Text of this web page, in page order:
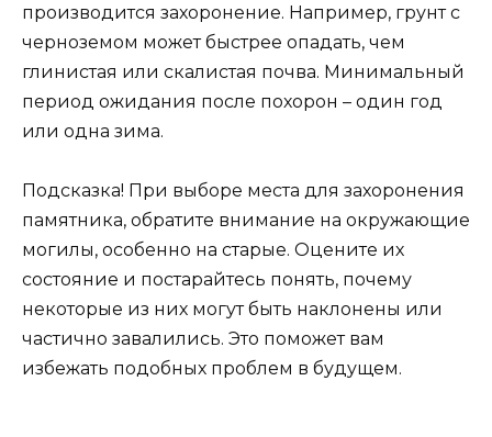
производится захоронение. Например, грунт с
черноземом может быстрее опадать, чем
глинистая или скалистая почва. Минимальный
период ожидания после похорон – один год
или одна зима.
Подсказка! При выборе места для захоронения
памятника, обратите внимание на окружающие
могилы, особенно на старые. Оцените их
состояние и постарайтесь понять, почему
некоторые из них могут быть наклонены или
частично завалились. Это поможет вам
избежать подобных проблем в будущем.